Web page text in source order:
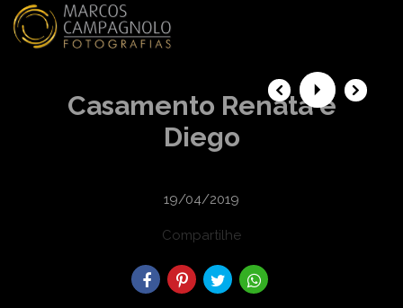
Casamento Renata e
Diego
19/04/2019
Compartilhe